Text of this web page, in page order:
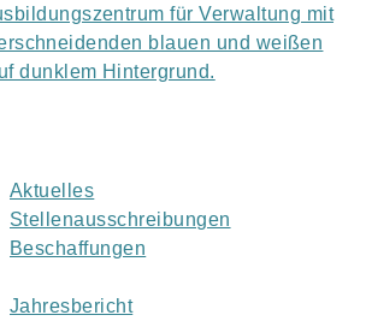
Aktuelles
Stellenausschreibungen
Beschaffungen
Jahresbericht